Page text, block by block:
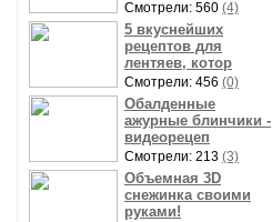
Смотрели: 560 (4)
5 вкуснейших
рецептов для
лентяев, котор
Смотрели: 456 (0)
Обалденные
ажурные блинчики -
видеорецеп
Смотрели: 213 (3)
Объемная 3D
снежинка своими
руками!